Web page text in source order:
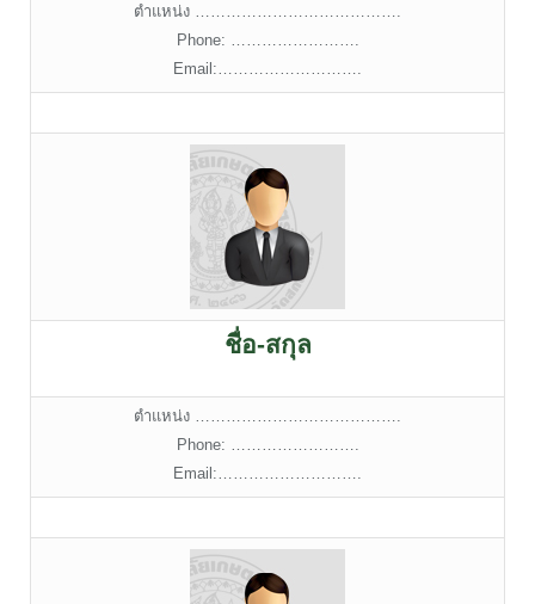
ตำแหน่ง ………………………………….
Phone: …………………….
Email:……………………….
ชื่อ-สกุล
ตำแหน่ง ………………………………….
Phone: …………………….
Email:……………………….